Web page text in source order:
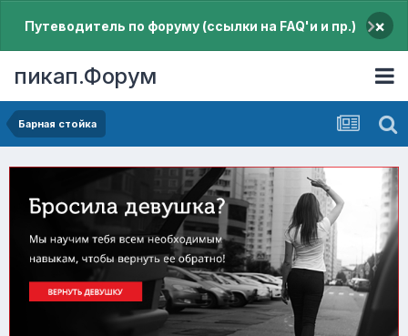
Путеводитель по форуму (ссылки на FAQ'и и пр.) ×
пикап.Форум
Барная стойка